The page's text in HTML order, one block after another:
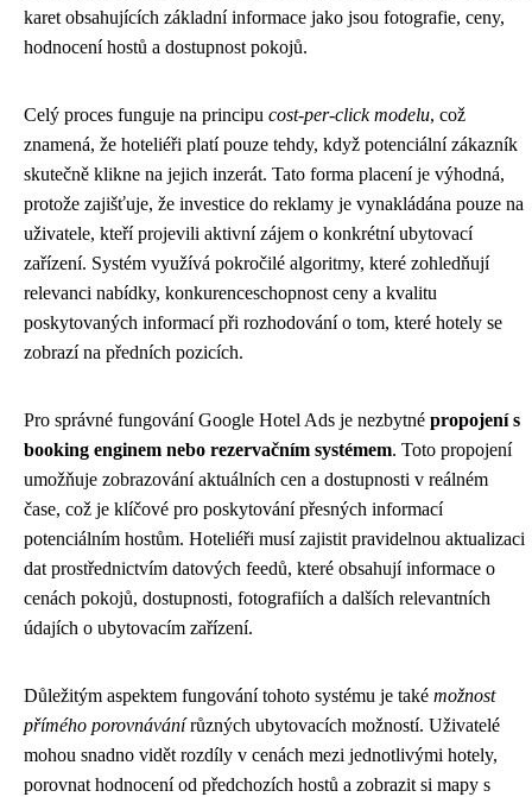
karet obsahujících základní informace jako jsou fotografie, ceny,
hodnocení hostů a dostupnost pokojů.
Celý proces funguje na principu cost-per-click modelu, což
znamená, že hoteliéři platí pouze tehdy, když potenciální zákazník
skutečně klikne na jejich inzerát. Tato forma placení je výhodná,
protože zajišťuje, že investice do reklamy je vynakládána pouze na
uživatele, kteří projevili aktivní zájem o konkrétní ubytovací
zařízení. Systém využívá pokročilé algoritmy, které zohledňují
relevanci nabídky, konkurenceschopnost ceny a kvalitu
poskytovaných informací při rozhodování o tom, které hotely se
zobrazí na předních pozicích.
Pro správné fungování Google Hotel Ads je nezbytné propojení s
booking enginem nebo rezervačním systémem. Toto propojení
umožňuje zobrazování aktuálních cen a dostupnosti v reálném
čase, což je klíčové pro poskytování přesných informací
potenciálním hostům. Hoteliéři musí zajistit pravidelnou aktualizaci
dat prostřednictvím datových feedů, které obsahují informace o
cenách pokojů, dostupnosti, fotografiích a dalších relevantních
údajích o ubytovacím zařízení.
Důležitým aspektem fungování tohoto systému je také možnost
přímého porovnávánírůzných ubytovacích možností. Uživatelé
mohou snadno vidět rozdíly v cenách mezi jednotlivými hotely,
porovnat hodnocení od předchozích hostů a zobrazit si mapy s